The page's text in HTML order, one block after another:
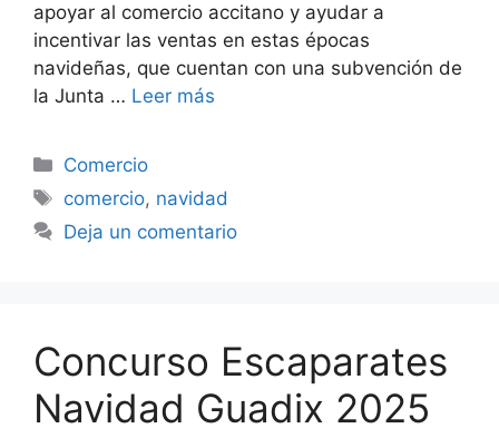
apoyar al comercio accitano y ayudar a
incentivar las ventas en estas épocas
navideñas, que cuentan con una subvención de
la Junta … Leer más
Categorías
Comercio
Etiquetas
comercio, navidad
Deja un comentario
Concurso Escaparates
Navidad Guadix 2025